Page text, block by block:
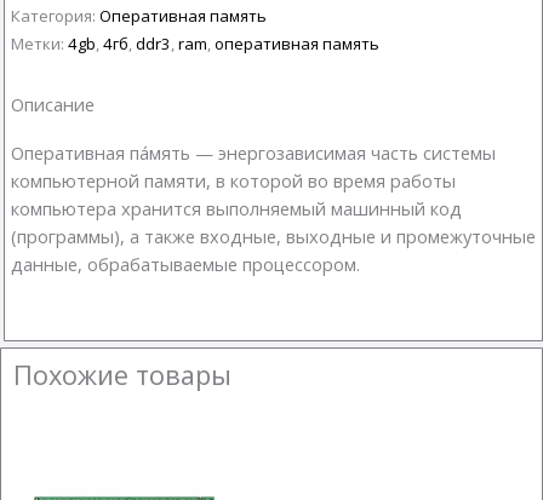
Категория: Оперативная память
Метки: 4gb 4гб ddr3 ram оперативная память
Описание
Оперативная па́мять — энергозависимая часть системы
компьютерной памяти, в которой во время работы
компьютера хранится выполняемый машинный код
(программы), а также входные, выходные и промежуточные
данные, обрабатываемые процессором.
Похожие товары